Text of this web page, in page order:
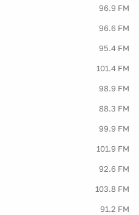
96.9 FM
96.6 FM
95.4 FM
101.4 FM
98.9 FM
88.3 FM
99.9 FM
101.9 FM
92.6 FM
103.8 FM
91.2 FM